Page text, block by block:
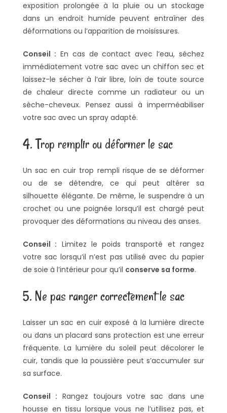
exposition prolongée à la pluie ou un stockage
dans un endroit humide peuvent entraîner des
déformations ou l’apparition de moisissures.
Conseil : En cas de contact avec l’eau, séchez
immédiatement votre sac avec un chiffon sec et
laissez-le sécher à l’air libre, loin de toute source
de chaleur directe comme un radiateur ou un
sèche-cheveux. Pensez aussi à imperméabiliser
votre sac avec un spray adapté.
4. Trop remplir ou déformer le sac
Un sac en cuir trop rempli risque de se déformer
ou de se détendre, ce qui peut altérer sa
silhouette élégante. De même, le suspendre à un
crochet ou une poignée lorsqu’il est chargé peut
provoquer des déformations au niveau des anses.
Conseil : Limitez le poids transporté et rangez
votre sac lorsqu’il n’est pas utilisé avec du papier
de soie à l’intérieur pour qu’il conserve sa forme.
5. Ne pas ranger correctement le sac
Laisser un sac en cuir exposé à la lumière directe
ou dans un placard sans protection est une erreur
fréquente. La lumière du soleil peut décolorer le
cuir, tandis que la poussière peut s’accumuler sur
sa surface.
Conseil : Rangez toujours votre sac dans une
housse en tissu lorsque vous ne l’utilisez pas, et